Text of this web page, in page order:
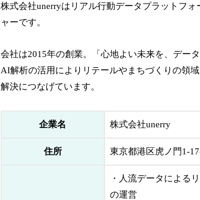
株式会社unerryはリアル行動データプラットフ
ャーです。
会社は2015年の創業。「心地よい未来を、デー
AI解析の活用によりリテールやまちづくりの領
解決につなげています。
企業名 株式会社unerry
住所 東京都港区虎ノ門1-
・人流データによる
の運営